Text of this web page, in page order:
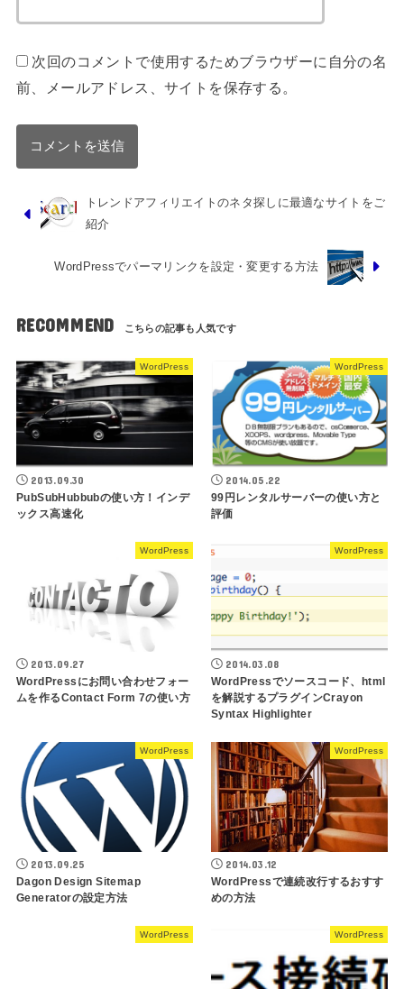
次回のコメントで使用するためブラウザーに自分の名
前、メールアドレス、サイトを保存する。
トレンドアフィリエイトのネタ探しに最適なサイトをご
紹介
WordPressでパーマリンクを設定・変更する方法
RECOMMEND
WordPress
2013.09.30
PubSubHubbubの使い方！インデ
ックス高速化
WordPress
2014.05.22
99円レンタルサーバーの使い方と
評価
WordPress
2013.09.27
WordPressにお問い合わせフォー
ムを作るContact Form 7の使い方
WordPress
2014.03.08
WordPressでソースコード、html
を解説するプラグインCrayon
Syntax Highlighter
WordPress
2013.09.25
Dagon Design Sitemap
Generatorの設定方法
WordPress
2014.03.12
WordPressで連続改行するおすす
めの方法
WordPress WordPress